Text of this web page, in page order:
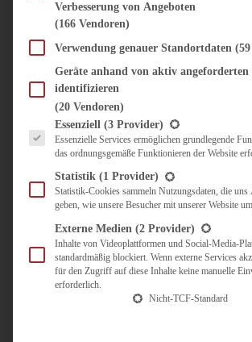
DIPS, SAUCEN,
UNTERWEGS
KULINARISCH
ÜBER MICH
ZUSAMMENARBEIT
Verbesserung von Angeboten
(166 Vendoren)
Verwendung genauer Standortdaten
Geräte anhand von aktiv
identifizieren
(20 Vendoren)
Es folgt eine Liste der Service-Gruppen, für die eine
Essenziell (3 Provider)
Essenzielle Services ermöglichen grundlegende
das ordnungsgemäße Funktionieren der Website
Statistik (1 Provider)
Statistik-Cookies sammeln Nutzungsdaten, die
geben, wie unsere Besucher mit unserer Website
Externe Medien (2 Provider)
Inhalte von Videoplattformen und Social-Media-
standardmäßig blockiert. Wenn externe Services
für den Zugriff auf diese Inhalte keine manuelle
erforderlich.
Nicht-TCF-Standard